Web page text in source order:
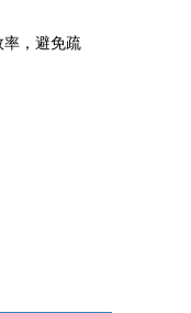
率，避免疏